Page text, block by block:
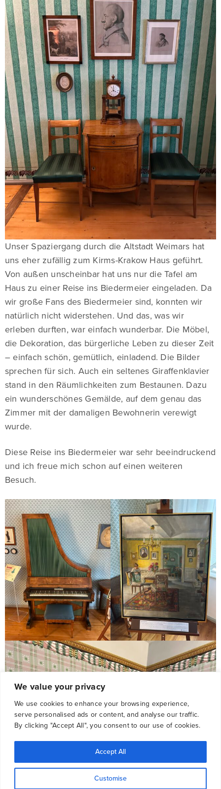
We value your privacy
We use cookies to enhance your browsing experience,
serve personalised ads or content, and analyse our traffic.
By clicking "Accept All", you consent to our use of cookies.
Customise
Accept All
Unser Spaziergang durch die Altstadt Weimars hat
uns eher zufällig zum Kirms-Krakow Haus geführt.
Von außen unscheinbar hat uns nur die Tafel am
Haus zu einer Reise ins Biedermeier eingeladen. Da
wir große Fans des Biedermeier sind, konnten wir
natürlich nicht widerstehen. Und das, was wir
erleben durften, war einfach wunderbar. Die Möbel,
die Dekoration, das bürgerliche Leben zu dieser Zeit
– einfach schön, gemütlich, einladend. Die Bilder
sprechen für sich. Auch ein seltenes Giraffenklavier
stand in den Räumlichkeiten zum Bestaunen. Dazu
ein wunderschönes Gemälde, auf dem genau das
Zimmer mit der damaligen Bewohnerin verewigt
wurde.
Diese Reise ins Biedermeier war sehr beeindruckend
und ich freue mich schon auf einen weiteren
Besuch.